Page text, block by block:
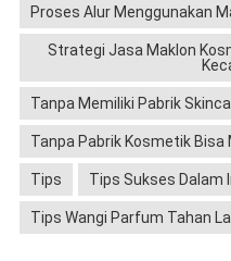
Proses Alur Menggunakan
Strategi Jasa Maklon
Tanpa Memiliki Pabrik
Tanpa Pabrik Kosmetik
Tips Tips Sukses Dalam
Tips Wangi Parfum Tahan